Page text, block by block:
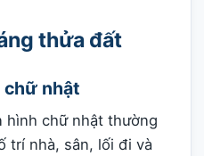
thửa đất
chữ nhật
hình chữ nhật thường
trí nhà, sân, lối đi và